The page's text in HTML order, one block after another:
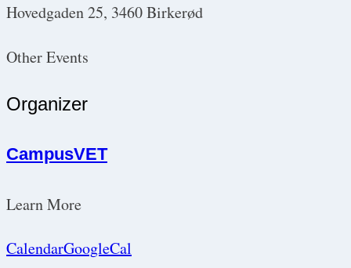
Hovedgaden 25, 3460 Birkerød
Other Events
Organizer
CampusVET
Learn More
CalendarGoogleCal